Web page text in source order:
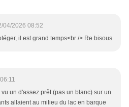
04/2026 08:52
il est grand temps<br /> Re bisous
vu un d'assez prêt (pas un blanc) sur un
allaient au milieu du lac en barque